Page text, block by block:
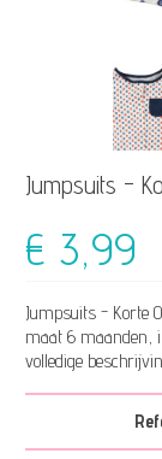
Jumpsuits -
€ 3,99
Jumpsuits - Korte
maat 6 maanden,
volledige